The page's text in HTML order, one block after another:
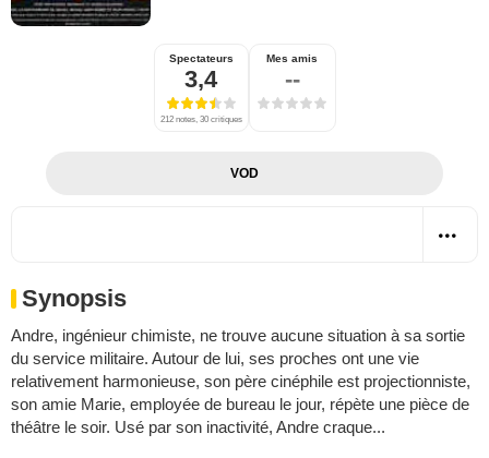
Spectateurs
3,4
212 notes, 30 critiques
Mes amis
--
VOD
Synopsis
Andre, ingénieur chimiste, ne trouve aucune situation à sa sortie
du service militaire. Autour de lui, ses proches ont une vie
relativement harmonieuse, son père cinéphile est projectionniste,
son amie Marie, employée de bureau le jour, répète une pièce de
théâtre le soir. Usé par son inactivité, Andre craque...